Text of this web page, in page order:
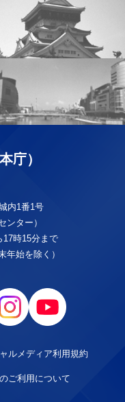
庁）
内1番1号
ンター）
17時15分まで
年始を除く）
ルメディア利用規約
ご利用について